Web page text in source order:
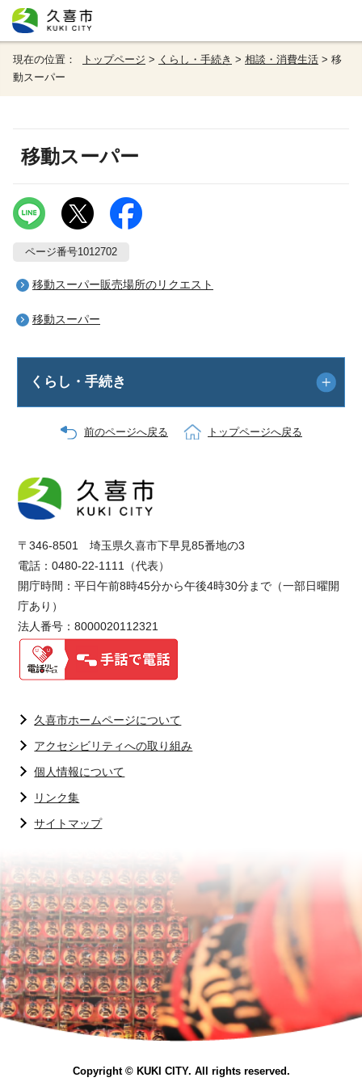
現在の位置： トップページ > くらし・手続き > 相談・消費生活 > 移
動スーパー
移動スーパー
ページ番号1012702
移動スーパー販売場所のリクエスト
移動スーパー
くらし・手続き
前のページへ戻る トップページへ戻る
〒346-8501 埼玉県久喜市下早見85番地の3
電話：0480-22-1111（代表）
開庁時間：平日午前8時45分から午後4時30分まで（一部日曜開
庁あり）
法人番号：8000020112321
久喜市ホームページについて
アクセシビリティへの取り組み
個人情報について
リンク集
サイトマップ
Copyright © KUKI CITY. All rights reserved.